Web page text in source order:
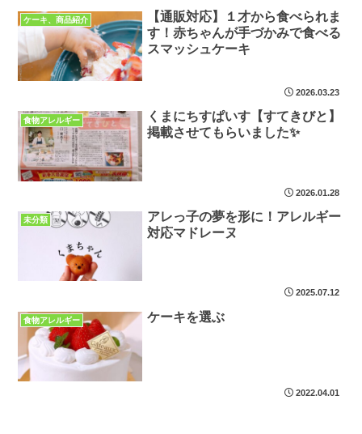
ケーキ、商品紹介
【通販対応】１才から食べられま
す！赤ちゃんが手づかみで食べる
スマッシュケーキ
2026.03.23
食物アレルギー
くまにちすぱいす【すてきびと】
掲載させてもらいました✨
2026.01.28
未分類
アレっ子の夢を形に！アレルギー
対応マドレーヌ
2025.07.12
食物アレルギー ケーキを選ぶ
2022.04.01